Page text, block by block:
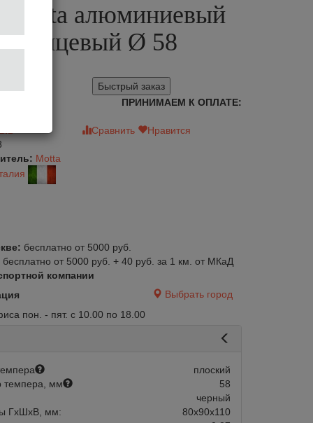
Motta алюминиевый
Ø 58
Быстрый заказ
ПРИНИМАЕМ К ОПЛАТЕ:
Сравнить
Нравится
Motta
бесплатно от 5000 руб.
бесплатно от 5000 руб. + 40 руб. за 1 км. от МКаД
компании
Выбрать город
пон. - пят. с 10.00 по 18.00
плоский
темпера, мм
58
черный
ГхШхВ, мм:
80х90х110